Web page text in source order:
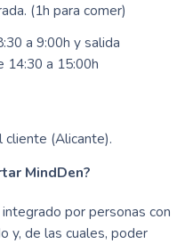
(1h para comer)
a 9:00h y salida
14:30 a 15:00h
cliente (Alicante).
MindDen?
por personas con
y, de las cuales, poder